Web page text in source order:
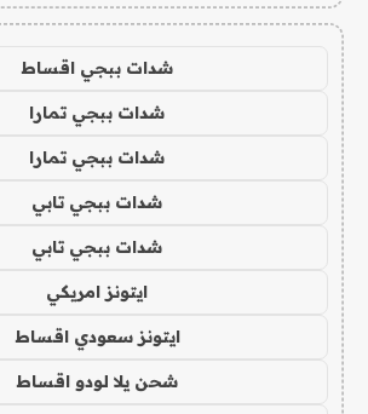
شدات ببجي اقساط
شدات ببجي تمارا
شدات ببجي تمارا
شدات ببجي تابي
شدات ببجي تابي
ايتونز امريكي
ايتونز سعودي اقساط
شحن يلا لودو اقساط